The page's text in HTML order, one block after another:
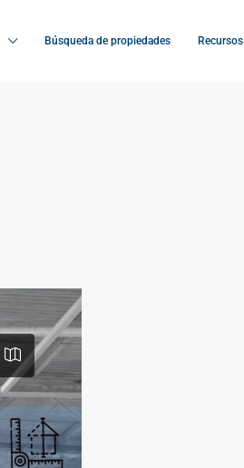
Búsqueda de propiedades Recursos